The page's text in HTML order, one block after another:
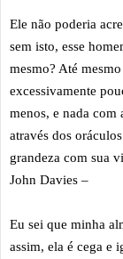
Ele não poderia
sem isto, esse
mesmo? Até
excessivamente
menos, e nada com
através dos
grandeza com sua
John Davies –
Eu sei que minha
assim, ela é cega e